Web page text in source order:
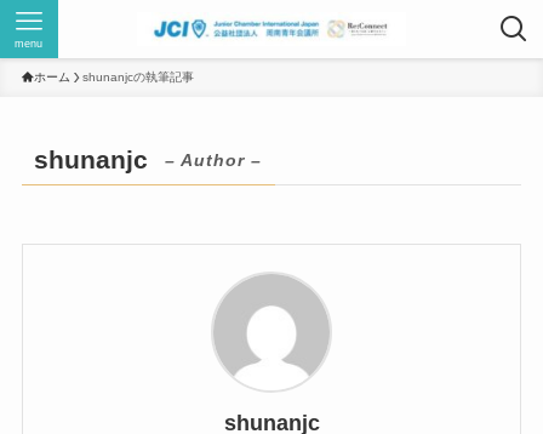
menu
ホーム shunanjcの執筆記事
shunanjc – Author –
shunanjc